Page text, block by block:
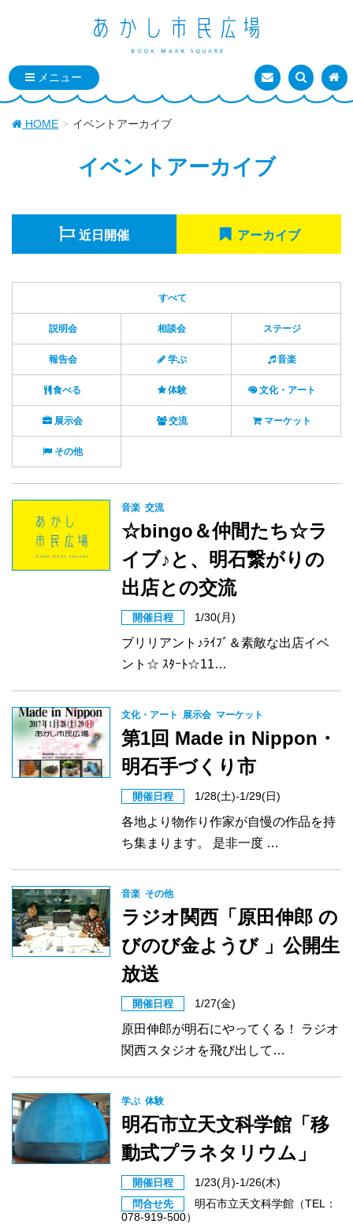
お問い合わせ
検索を表
ト
HOME イベントアーカイブ
イベントアーカイブ
近日開催 アーカイブ
すべて
説明会 相談会 ステージ
報告会 学ぶ 音楽
食べる 体験 文化・アート
展示会 交流 マーケット
その他
音楽 交流
☆bingo＆仲間たち☆ラ
イブ♪と、明石繋がりの
出店との交流
開催日程 1/30(月)
ブリリアント♪ﾗｲﾌﾞ＆素敵な出店イベ
ント☆ ｽﾀｰﾄ☆11…
文化・アート 展示会 マーケット
第1回 Made in Nippon・
明石手づくり市
開催日程 1/28(土)-1/29(日)
各地より物作り作家が自慢の作品を持
ち集まります。 是非一度 …
音楽 その他
ラジオ関西「原田伸郎 の
びのび金ようび 」公開生
放送
開催日程 1/27(金)
原田伸郎が明石にやってくる！ ラジオ
関西スタジオを飛び出して…
学ぶ 体験
明石市立天文科学館「移
動式プラネタリウム」
開催日程 1/23(月)-1/26(木)
問合せ先
明石市立天文科学館（TEL：
078-919-500）